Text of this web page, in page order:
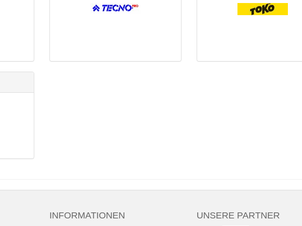
INFORMATIONEN UNSERE PARTNER